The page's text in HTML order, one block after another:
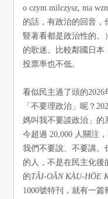
o czym milczysz, ma
的話，有政治的回音
豎著看都是政治性的。
的歌迷。比較鄰國日本
投票率也不低。
看似民主過了頭的
「不要理政治」呢？
媽叫我不要談政治」的
今超過 20,000 人關注
我們不要說、不要講。
的人，不是在民主化後
的TÂI-OÂN KÀU-HŌE
1000號特刊，就有一